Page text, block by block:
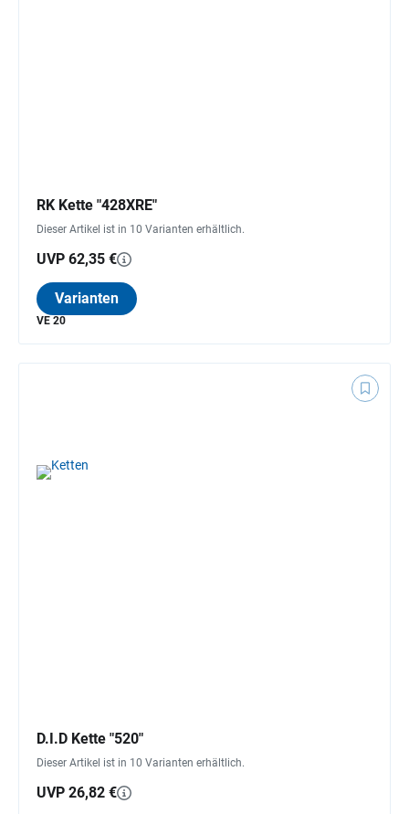
RK Kette "428XRE"
Dieser Artikel ist in 10 Varianten erhältlich.
UVP 62,35 €
Varianten
VE 20
D.I.D Kette "520"
Dieser Artikel ist in 10 Varianten erhältlich.
UVP 26,82 €